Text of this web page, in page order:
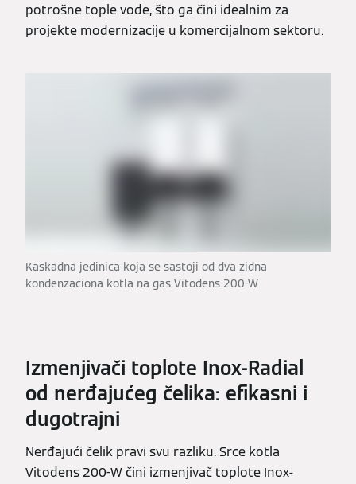
potrošne tople vode, što ga čini idealnim za
projekte modernizacije u komercijalnom sektoru.
Kaskadna jedinica koja se sastoji od dva zidna
kondenzaciona kotla na gas Vitodens 200-W
Izmenjivači toplote Inox-Radial
od nerđajućeg čelika: efikasni i
dugotrajni
Nerđajući čelik pravi svu razliku. Srce kotla
Vitodens 200-W čini izmenjivač toplote Inox-